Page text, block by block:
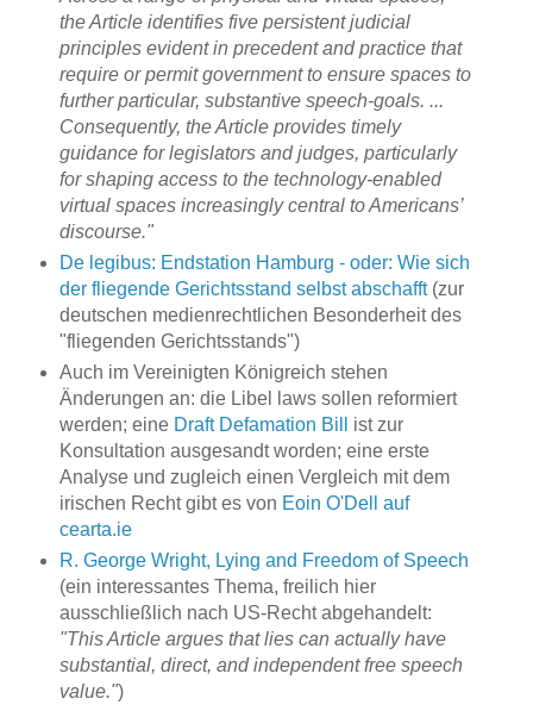
the Article identifies five persistent judicial
principles evident in precedent and practice that
require or permit government to ensure spaces to
further particular, substantive speech-goals. ...
Consequently, the Article provides timely
guidance for legislators and judges, particularly
for shaping access to the technology-enabled
virtual spaces increasingly central to Americans’
discourse."
De legibus: Endstation Hamburg - oder: Wie sich
der fliegende Gerichtsstand selbst abschafft(zur
deutschen medienrechtlichen Besonderheit des
"fliegenden Gerichtsstands")
Auch im Vereinigten Königreich stehen
Änderungen an: die Libel laws sollen reformiert
werden; eine Draft Defamation Bill
ist zur
Konsultation ausgesandt worden; eine erste
Analyse und zugleich einen Vergleich mit dem
irischen Recht gibt es von Eoin O'Dell auf
cearta.ie
R. George Wright, Lying and Freedom of Speech
(ein interessantes Thema, freilich hier
ausschließlich nach US-Recht abgehandelt:
"This Article argues that lies can actually have
substantial, direct, and independent free speech
value.")